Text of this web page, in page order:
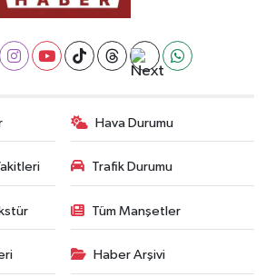
Hava Durumu
Trafik Durumu
Tüm Manşetler
Haber Arşivi